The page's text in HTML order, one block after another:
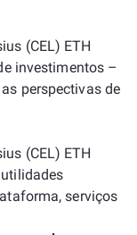
(CEL) ETH
investimentos –
perspectivas de
(CEL) ETH
serviços